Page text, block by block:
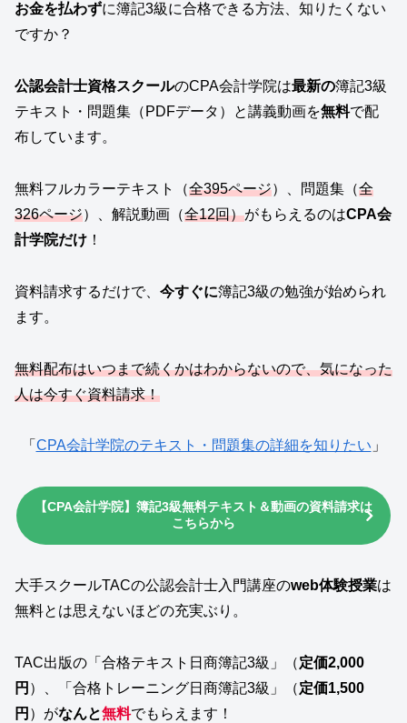
お金を払わずに簿記3級に合格できる方法、知りたくない
ですか？
公認会計士資格スクールのCPA会計学院は最新の簿記3級
テキスト・問題集（PDFデータ）と講義動画を無料で配
布しています。
無料フルカラーテキスト（全395ページ）、問題集（全
326ページ）、解説動画（全12回）がもらえるのはCPA会
計学院だけ ！
資料請求するだけで、 今すぐに簿記3級の勉強が始められ
ます。
無料配布はいつまで続くかはわからないので、気になった
人は今すぐ資料請求！
「 CPA会計学院のテキスト・問題集の詳細を知りたい 」
【CPA会計学院】簿記3級無料テキスト＆動画の資料請求は
こちらから
大手スクールTACの公認会計士入門講座のweb体験授業は
無料とは思えないほどの充実ぶり。
TAC出版の「合格テキスト日商簿記3級」（定価2,000
円 ）、「合格トレーニング日商簿記3級」（定価1,500
円 ）がなんと無料でもらえます！